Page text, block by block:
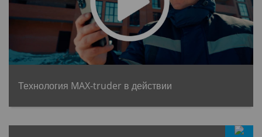
Технология MAX-truder в действии